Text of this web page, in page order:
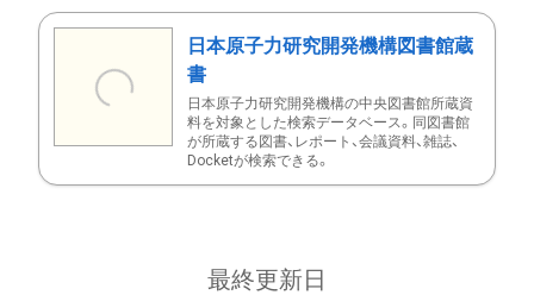
日本原子力研究開発機構図書館蔵
書
日本原子力研究開発機構の中央図書館所蔵資
料を対象とした検索データベース。同図書館
が所蔵する図書、レポート、会議資料、雑誌、
Docketが検索できる。
最終更新日